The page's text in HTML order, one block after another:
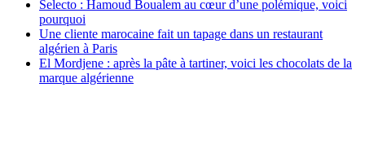
Selecto : Hamoud Boualem au cœur d’une polémique, voici
pourquoi
Une cliente marocaine fait un tapage dans un restaurant
algérien à Paris
El Mordjene : après la pâte à tartiner, voici les chocolats de la
marque algérienne